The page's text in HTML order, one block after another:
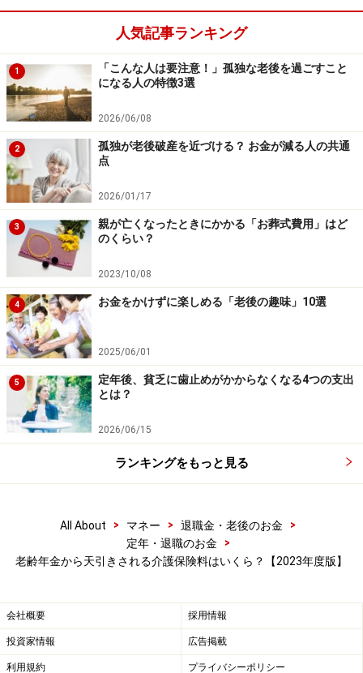
す。滞納期間が長くなると、自己負担割合も高くなって
しまい、そのうえ介護サービスにも制限がされてしまう
という措置が講じられてしまいますので注意が必要で
す。
（1）介護保険料を1年滞納してしまうと……
通常の介護サービスである『自己負担1割か2割でサービ
スを受けることができる』ことができなくなり、いった
ん全額を自分で負担しなければならなくなります。後
日、自分で市区町村に申請して9割を払い戻してもらう
手続きになります。
（2）介護保険料を1年6カ月滞納してしまうと……
いったん全額を自分で負担しなければならなくなりま
す。1年間滞納した場合は、後から9割を払い戻してもら
うことができたのですが、その9割の払い戻しも一時的
に止められてしまい、滞納している保険料と相殺される
ことになります。
（3）介護保険料を2年以上滞納してしまうと……
支払い期限から2年過ぎると時効になります。保険料を
護サービスを受けることができるのですが、介護保険料
の未納期間に応じて、自己負担が3割（一定以上の所得
のある方が滞納した場合、自己負担が4割）に引き上げ
ったりします。
このように、介護保険料の負担が大きいからと支払いを
人気記事ランキング
1
「こんな人は要注意！」孤独な老後を過ごすこと
になる人の特徴3選
2026/06/08
2
孤独が老後破産を近づける？ お金が減る人の共通
点
2026/01/17
3
親が亡くなったときにかかる「お葬式費用」はど
のくらい？
2023/10/08
4 お金をかけずに楽しめる「老後の趣味」10選
2025/06/01
5
定年後、貧乏に歯止めがかからなくなる4つの支出
とは？
2026/06/15
ランキングをもっと見る
All About > マネー > 退職金・老後のお金
>
定年・退職のお金
>
老齢年金から天引きされる介護保険料はいくら？【2023年度版】
会社概要 採用情報
投資家情報 広告掲載
利用規約 プライバシーポリシー